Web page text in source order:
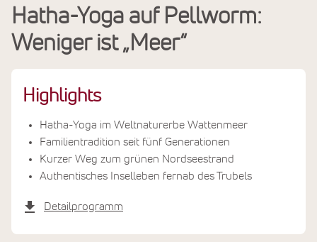
Leistungen
Termine & Preise
Hatha-Yoga auf Pellworm:
Weniger ist „Meer“
Highlights
Hatha-Yoga im Weltnaturerbe Wattenmeer
Familientradition seit fünf Generationen
Kurzer Weg zum grünen Nordseestrand
Authentisches Inselleben fernab des Trubels
Detailprogramm